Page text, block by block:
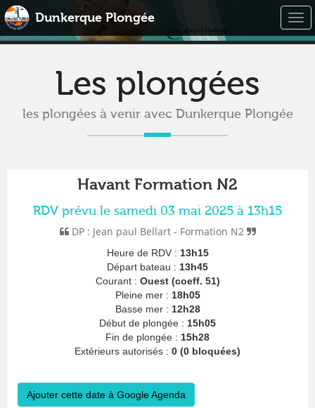
Dunkerque Plongée
Les plongées
les plongées à venir avec Dunkerque Plongée
Havant Formation N2
RDV prévu le samedi 03 mai 2025 à 13h15
DP : Jean paul Bellart - Formation N2
Heure de RDV : 13h15
Départ bateau : 13h45
Courant : Ouest (coeff. 51)
Pleine mer : 18h05
Basse mer : 12h28
Début de plongée : 15h05
Fin de plongée : 15h28
Extérieurs autorisés : 0 (0 bloquées)
Ajouter cette date à Google Agenda